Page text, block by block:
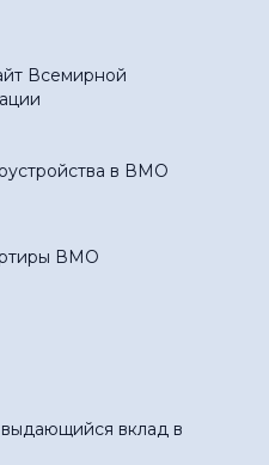
Всемирной
в ВМО
ВМО
вклад в